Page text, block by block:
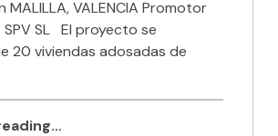
MALILLA, VALENCIA Promotor
SPV SL El proyecto se
20 viviendas adosadas de